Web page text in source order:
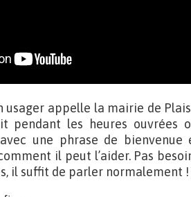
usager appelle la mairie de
pendant les heures
une phrase de
il peut l’aider. Pas
il suffit de parler normalement !